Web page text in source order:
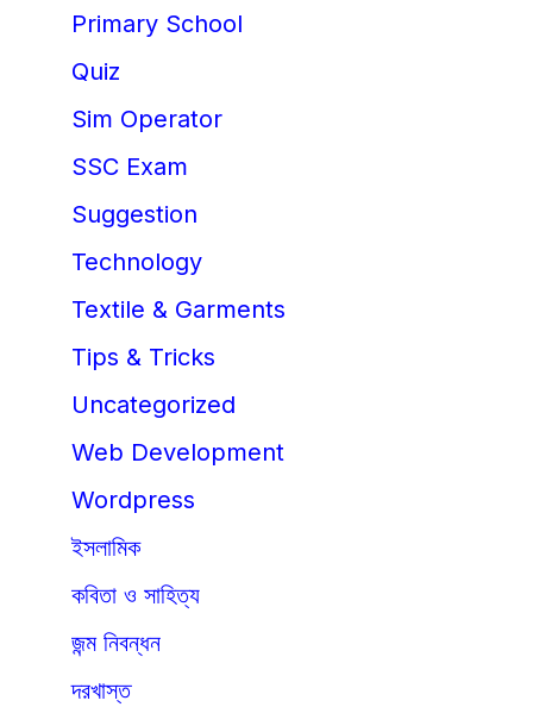
Primary School
Quiz
Sim Operator
SSC Exam
Suggestion
Technology
Textile & Garments
Tips & Tricks
Uncategorized
Web Development
Wordpress
ইসলামিক
কবিতা ও সাহিত্য
জন্ম নিবন্ধন
দরখাস্ত